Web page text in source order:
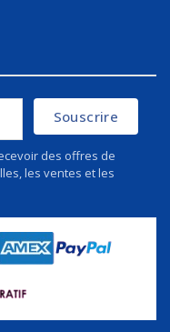
Souscrire
des offres de
les ventes et les